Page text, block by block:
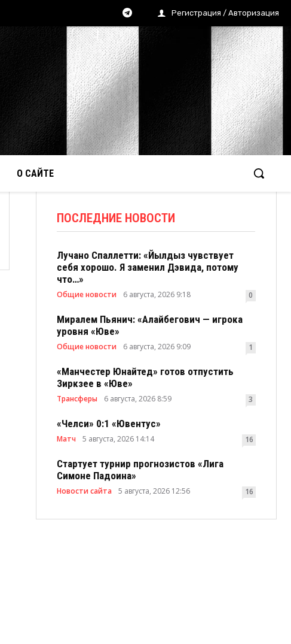
Регистрация / Авторизация
О САЙТЕ
ПОСЛЕДНИЕ НОВОСТИ
Лучано Спаллетти: «Йылдыз чувствует
себя хорошо. Я заменил Дэвида, потому
что…»
Общие новости 6 августа, 2026 9:18 0
Миралем Пьянич: «Алайбегович — игрока
уровня «Юве»
Общие новости 6 августа, 2026 9:09 1
«Манчестер Юнайтед» готов отпустить
Зиркзее в «Юве»
Трансферы 6 августа, 2026 8:59 3
«Челси» 0:1 «Ювентус»
Матч 5 августа, 2026 14:14 16
Стартует турнир прогнозистов «Лига
Симоне Падоина»
Новости сайта 5 августа, 2026 12:56 16